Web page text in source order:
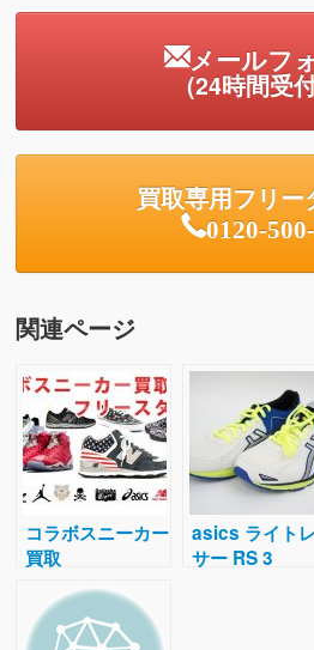
メールフ
(24時間受
買取専用フリー
0120-
関連ページ
コラボスニーカー
買取
asics ライト
サー RS 3